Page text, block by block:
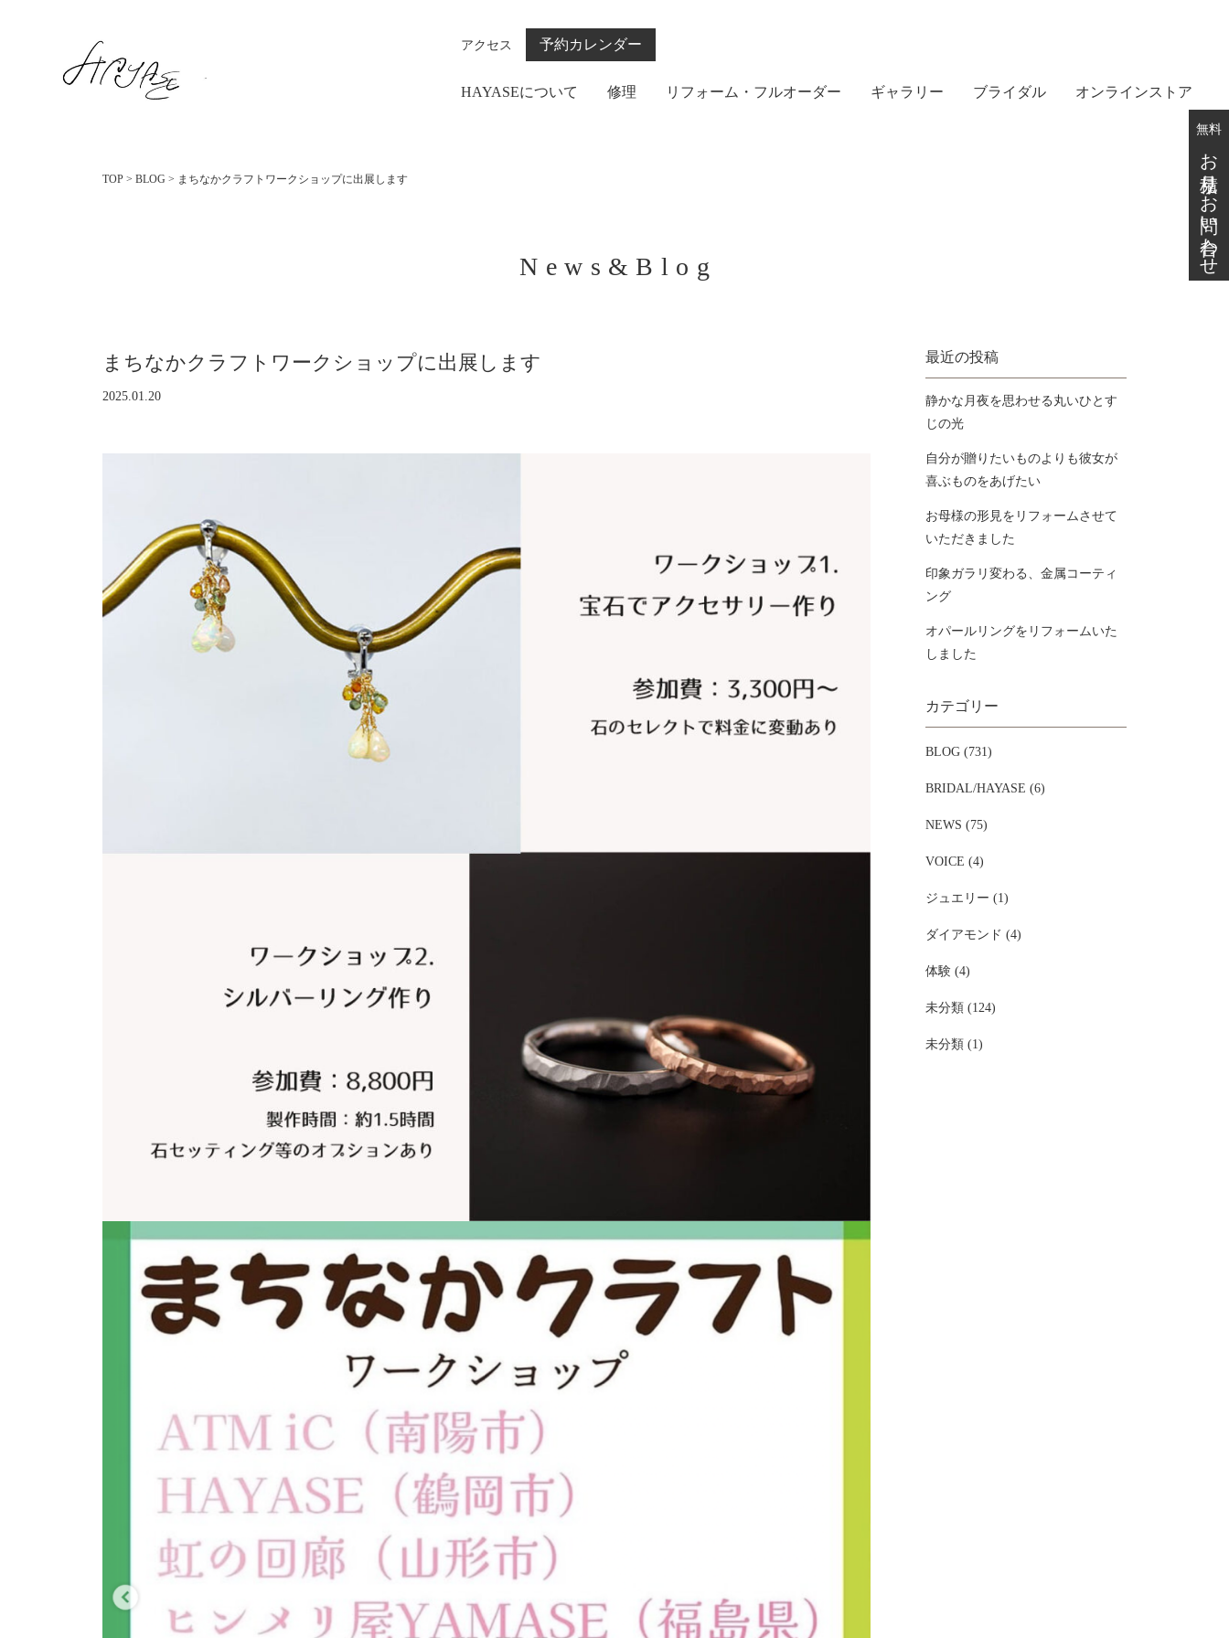
アクセス 予約カレンダー
HAYASEについて 修理 リフォーム・フルオーダー ギャラリー ブライダル オンラインストア
TOP > BLOG > まちなかクラフトワークショップに出展します
News&Blog
まちなかクラフトワークショップに出展します
2025.01.20
最近の投稿
静かな月夜を思わせる丸いひとす
じの光
自分が贈りたいものよりも彼女が
喜ぶものをあげたい
お母様の形見をリフォームさせて
いただきました
印象ガラリ変わる、金属コーティ
ング
オパールリングをリフォームいた
しました
カテゴリー
BLOG (731)
BRIDAL/HAYASE (6)
NEWS (75)
VOICE (4)
ジュエリー (1)
ダイアモンド (4)
体験 (4)
未分類 (124)
未分類 (1)
無料
お見積り・お問い合わせ